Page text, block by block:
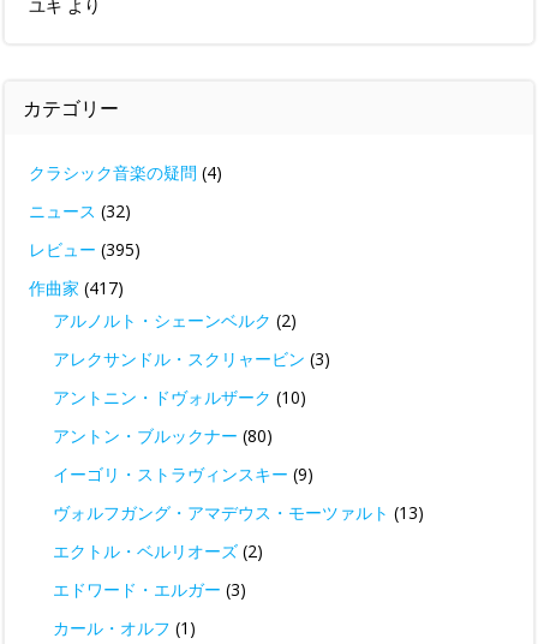
ユキ より
カテゴリー
クラシック音楽の疑問 (4)
ニュース (32)
レビュー (395)
作曲家 (417)
アルノルト・シェーンベルク (2)
アレクサンドル・スクリャービン (3)
アントニン・ドヴォルザーク (10)
アントン・ブルックナー (80)
イーゴリ・ストラヴィンスキー (9)
ヴォルフガング・アマデウス・モーツァルト (13)
エクトル・ベルリオーズ (2)
エドワード・エルガー (3)
カール・オルフ (1)